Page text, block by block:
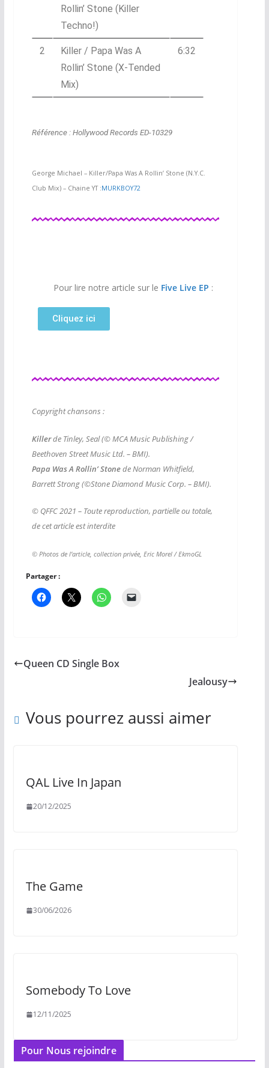
Rollin’ Stone (Killer
Techno!)
2
Killer / Papa Was A
Rollin’ Stone (X-Tended
Mix)
6:32
Référence : Hollywood Records ED-10329
George Michael – Killer/Papa Was A Rollin’ Stone (N.Y.C.
Club Mix) – Chaine YT :MURKBOY72
Pour lire notre article sur le Five Live EP :
Cliquez ici
Copyright chansons :
Killerde Tinley, Seal (© MCA Music Publishing /
Beethoven Street Music Ltd. – BMI).
Papa Was A Rollin’ Stonede Norman Whitfield,
Barrett Strong (©Stone Diamond Music Corp. – BMI).
© QFFC 2021 – Toute reproduction, partielle ou totale,
de cet article est interdite
© Photos de l’article, collection privée, Eric Morel / EkmoGL
Partager :
Queen CD Single Box
Jealousy
Vous pourrez aussi aimer
QAL Live In Japan
20/12/2025
The Game
30/06/2026
Somebody To Love
12/11/2025
Pour Nous rejoindre